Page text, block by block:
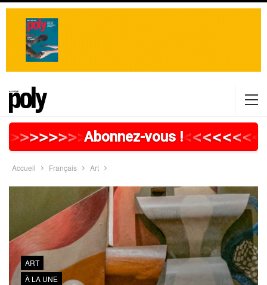
>>>>>>>>>>>>>>>>>
Abonnez-vous !<<<<<<<<
Accueil Français Art
ART
À LA UNE